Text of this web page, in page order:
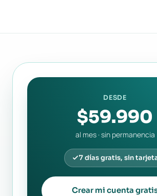
DESDE
$59.990
al mes · sin permanencia
7 días gratis, sin
Crear mi cuenta